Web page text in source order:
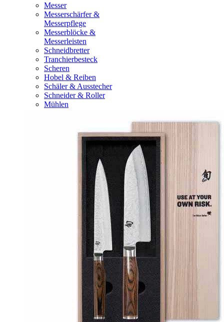
Messer
Messerschärfer &
Messerpflege
Messerblöcke &
Messerleisten
Schneidbretter
Tranchierbesteck
Scheren
Hobel & Reiben
Schäler & Ausstecher
Schneider & Roller
Mühlen